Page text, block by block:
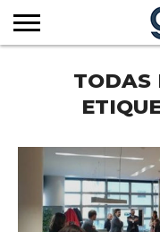
REVISTA
FACTORY
SOCIOS
EMPRESAS
SECTOR
SERVICIOS
AUDIOVISUALES
NOTICIAS
SUSCRIPCIÓN
TODAS